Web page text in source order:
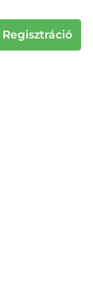
Regisztráció